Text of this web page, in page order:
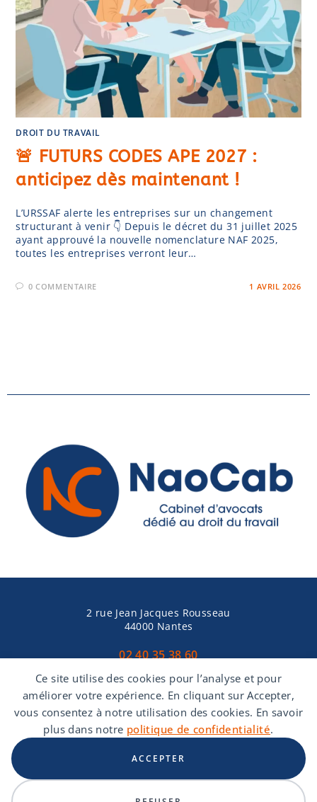
Ce site utilise des cookies pour l’analyse et pour
améliorer votre expérience. En cliquant sur Accepter,
vous consentez à notre utilisation des cookies. En savoir
plus dans notre politique de confidentialité.
ACCEPTER
DROIT DU TRAVAIL
🚨 FUTURS CODES APE 2027 :
anticipez dès maintenant !
L’URSSAF alerte les entreprises sur un changement
structurant à venir 👇 Depuis le décret du 31 juillet 2025
ayant approuvé la nouvelle nomenclature NAF 2025,
toutes les entreprises verront leur…
0 COMMENTAIRE 1 AVRIL 2026
2 rue Jean Jacques Rousseau
44000 Nantes
02 40 35 38 60
Politique de protection des données
cookies